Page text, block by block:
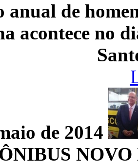
anual de
acontece no
de 2014
ÔNIBUS